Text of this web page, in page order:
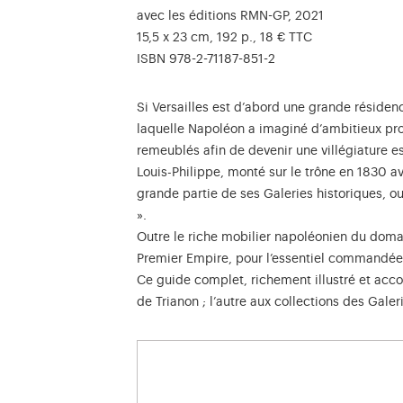
avec les éditions RMN-GP, 2021
15,5 x 23 cm, 192 p., 18 € TTC
ISBN 978-2-71187-851-2
Si Versailles est d’abord une grande
laquelle Napoléon a imaginé d’ambitieux
remeublés afin de devenir une villégiature
Louis-Philippe, monté sur le trône en 1830
grande partie de ses Galeries historiques,
».
Outre le riche mobilier napoléonien du
Premier Empire, pour l’essentiel
Ce guide complet, richement illustré et
de Trianon ; l’autre aux collections des